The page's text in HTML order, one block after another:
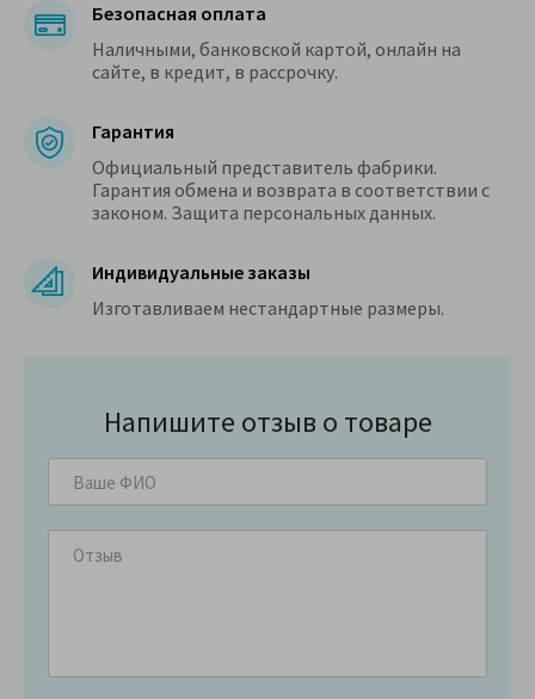
Безопасная оплата
Наличными, банковской картой, онлайн на
сайте, в кредит, в рассрочку.
Гарантия
Официальный представитель фабрики.
Гарантия обмена и возврата в соответствии с
законом. Защита персональных данных.
Индивидуальные заказы
Изготавливаем нестандартные размеры.
Напишите отзыв о товаре